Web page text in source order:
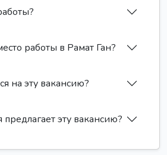
работы в Рамат Ган?
на эту вакансию?
эту вакансию?